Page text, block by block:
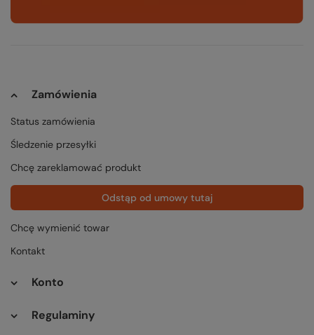
Zamówienia
Status zamówienia
Śledzenie przesyłki
Chcę zareklamować produkt
Odstąp od umowy tutaj
Chcę wymienić towar
Kontakt
Konto
Regulaminy